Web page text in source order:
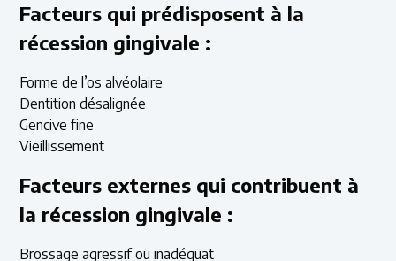
Facteurs qui prédisposent à la
récession gingivale :
Forme de l’os alvéolaire
Dentition désalignée
Gencive fine
Vieillissement
Facteurs externes qui contribuent à
la récession gingivale :
Brossage agressif ou inadéquat